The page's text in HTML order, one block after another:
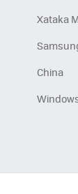
Xataka
China
Windows